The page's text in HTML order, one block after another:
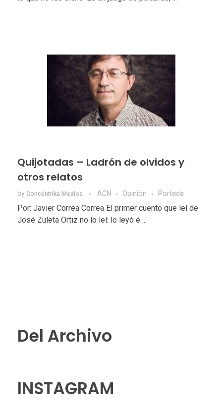
Quijotadas – Ladrón de olvidos y
otros relatos
by Concéntrika Medios ACN Opinión Portada
Por: Javier Correa Correa El primer cuento que leí de
José Zuleta Ortiz no lo leí: lo leyó é ...
Del Archivo
INSTAGRAM